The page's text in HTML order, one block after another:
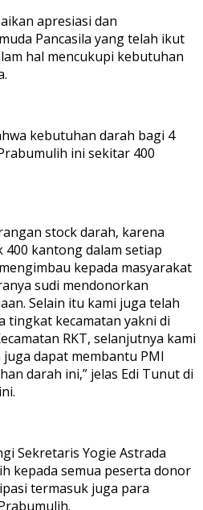
apresiasi dan
Pancasila yang telah ikut
hal mencukupi kebutuhan
kebutuhan darah bagi 4
ini sekitar 400
stock darah, karena
kantong dalam setiap
kepada masyarakat
sudi mendonorkan
Selain itu kami juga telah
tingkat kecamatan yakni di
RKT, selanjutnya kami
dapat membantu PMI
darah ini,” jelas Edi Tunut di
Sekretaris Yogie Astrada
kepada semua peserta donor
termasuk juga para